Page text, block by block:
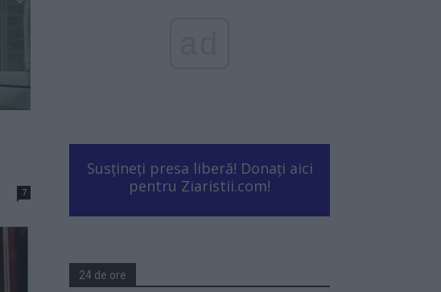
7
Susțineți presa liberă! Donați aici
pentru Ziaristii.com!
24 de ore